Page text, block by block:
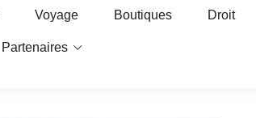
Voyage Boutiques Droit
Partenaires